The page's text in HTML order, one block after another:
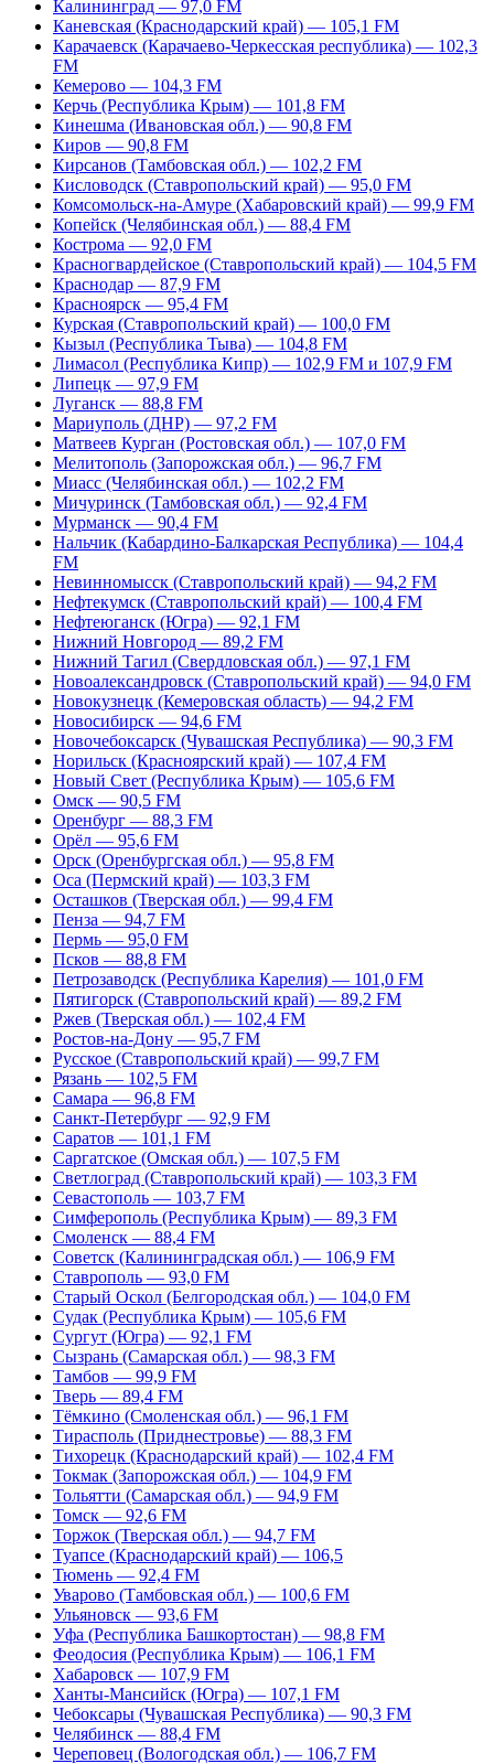
Калининград — 97,0 FM
Каневская (Краснодарский край) — 105,1 FM
Карачаевск (Карачаево-Черкесская республика) — 102,3
FM
Кемерово — 104,3 FM
Керчь (Республика Крым) — 101,8 FM
Кинешма (Ивановская обл.) — 90,8 FM
Киров — 90,8 FM
Кирсанов (Тамбовская обл.) — 102,2 FM
Кисловодск (Ставропольский край) — 95,0 FM
Комсомольск-на-Амуре (Хабаровский край) — 99,9 FM
Копейск (Челябинская обл.) — 88,4 FM
Кострома — 92,0 FM
Красногвардейское (Ставропольский край) — 104,5 FM
Краснодар — 87,9 FM
Красноярск — 95,4 FM
Курская (Ставропольский край) — 100,0 FM
Кызыл (Республика Тыва) — 104,8 FM
Лимасол (Республика Кипр) — 102,9 FM и 107,9 FM
Липецк — 97,9 FM
Луганск — 88,8 FM
Мариуполь (ДНР) — 97,2 FM
Матвеев Курган (Ростовская обл.) — 107,0 FM
Мелитополь (Запорожская обл.) — 96,7 FM
Миасс (Челябинская обл.) — 102,2 FM
Мичуринск (Тамбовская обл.) — 92,4 FM
Мурманск — 90,4 FM
Нальчик (Кабардино-Балкарская Республика) — 104,4
FM
Невинномысск (Ставропольский край) — 94,2 FM
Нефтекумск (Ставропольский край) — 100,4 FM
Нефтеюганск (Югра) — 92,1 FM
Нижний Новгород — 89,2 FM
Нижний Тагил (Свердловская обл.) — 97,1 FM
Новоалександровск (Ставропольский край) — 94,0 FM
Новокузнецк (Кемеровская область) — 94,2 FM
Новосибирск — 94,6 FM
Новочебоксарск (Чувашская Республика) — 90,3 FM
Норильск (Красноярский край) — 107,4 FM
Новый Свет (Республика Крым) — 105,6 FM
Омск — 90,5 FM
Оренбург — 88,3 FM
Орёл — 95,6 FM
Орск (Оренбургская обл.) — 95,8 FM
Оса (Пермский край) — 103,3 FM
Осташков (Тверская обл.) — 99,4 FM
Пенза — 94,7 FM
Пермь — 95,0 FM
Псков — 88,8 FM
Петрозаводск (Республика Карелия) — 101,0 FM
Пятигорск (Ставропольский край) — 89,2 FM
Ржев (Тверская обл.) — 102,4 FM
Ростов-на-Дону — 95,7 FM
Русское (Ставропольский край) — 99,7 FM
Рязань — 102,5 FM
Самара — 96,8 FM
Санкт-Петербург — 92,9 FM
Саратов — 101,1 FM
Саргатское (Омская обл.) — 107,5 FM
Светлоград (Ставропольский край) — 103,3 FM
Севастополь — 103,7 FM
Симферополь (Республика Крым) — 89,3 FM
Смоленск — 88,4 FM
Советск (Калининградская обл.) — 106,9 FM
Ставрополь — 93,0 FM
Старый Оскол (Белгородская обл.) — 104,0 FM
Судак (Республика Крым) — 105,6 FM
Сургут (Югра) — 92,1 FM
Сызрань (Самарская обл.) — 98,3 FM
Тамбов — 99,9 FM
Тверь — 89,4 FM
Тёмкино (Смоленская обл.) — 96,1 FM
Тирасполь (Приднестровье) — 88,3 FM
Тихорецк (Краснодарский край) — 102,4 FM
Токмак (Запорожская обл.) — 104,9 FM
Тольятти (Самарская обл.) — 94,9 FM
Томск — 92,6 FM
Торжок (Тверская обл.) — 94,7 FM
Туапсе (Краснодарский край) — 106,5
Тюмень — 92,4 FM
Уварово (Тамбовская обл.) — 100,6 FM
Ульяновск — 93,6 FM
Уфа (Республика Башкортостан) — 98,8 FM
Феодосия (Республика Крым) — 106,1 FM
Хабаровск — 107,9 FM
Ханты-Мансийск (Югра) — 107,1 FM
Чебоксары (Чувашская Республика) — 90,3 FM
Челябинск — 88,4 FM
Череповец (Вологодская обл.) — 106,7 FM